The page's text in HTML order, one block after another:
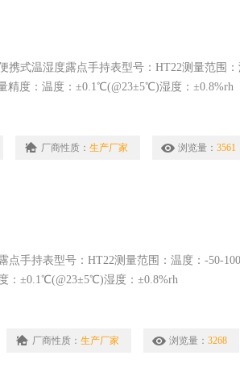
携式温湿度露点手持表型号：HT22测量范围
精度：温度：±0.1℃(@23±5℃)湿度：±0.8%rh
厂商性质：生产厂家 浏览量：3561
点手持表型号：HT22测量范围：温度：-50-
：±0.1℃(@23±5℃)湿度：±0.8%rh
厂商性质：生产厂家 浏览量：3268